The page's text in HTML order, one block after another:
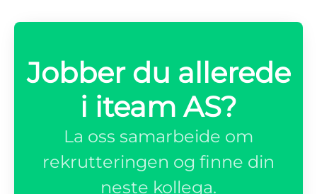
Jobber du allerede
i iteam AS?
La oss samarbeide om
rekrutteringen og finne din
neste kollega.